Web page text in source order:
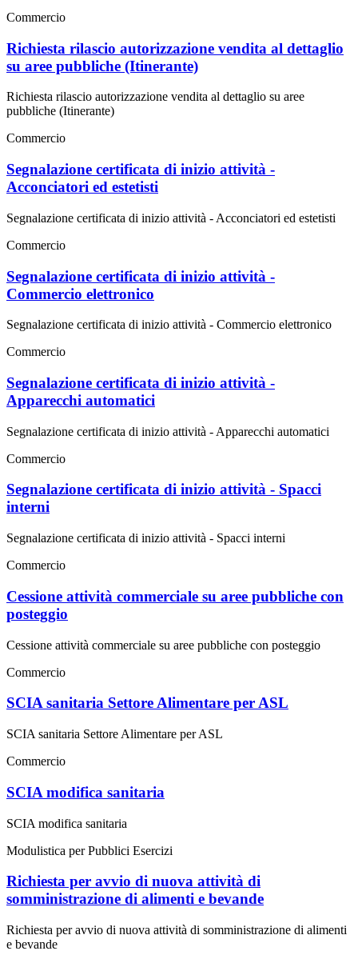
Commercio
Richiesta rilascio autorizzazione vendita al dettaglio
su aree pubbliche (Itinerante)
Richiesta rilascio autorizzazione vendita al dettaglio su aree
pubbliche (Itinerante)
Commercio
Segnalazione certificata di inizio attività -
Acconciatori ed estetisti
Segnalazione certificata di inizio attività - Acconciatori ed estetisti
Commercio
Segnalazione certificata di inizio attività -
Commercio elettronico
Segnalazione certificata di inizio attività - Commercio elettronico
Commercio
Segnalazione certificata di inizio attività -
Apparecchi automatici
Segnalazione certificata di inizio attività - Apparecchi automatici
Commercio
Segnalazione certificata di inizio attività - Spacci
interni
Segnalazione certificata di inizio attività - Spacci interni
Commercio
Cessione attività commerciale su aree pubbliche con
posteggio
Cessione attività commerciale su aree pubbliche con posteggio
Commercio
SCIA sanitaria Settore Alimentare per ASL
SCIA sanitaria Settore Alimentare per ASL
Commercio
SCIA modifica sanitaria
SCIA modifica sanitaria
Modulistica per Pubblici Esercizi
Richiesta per avvio di nuova attività di
somministrazione di alimenti e bevande
Richiesta per avvio di nuova attività di somministrazione di alimenti
e bevande